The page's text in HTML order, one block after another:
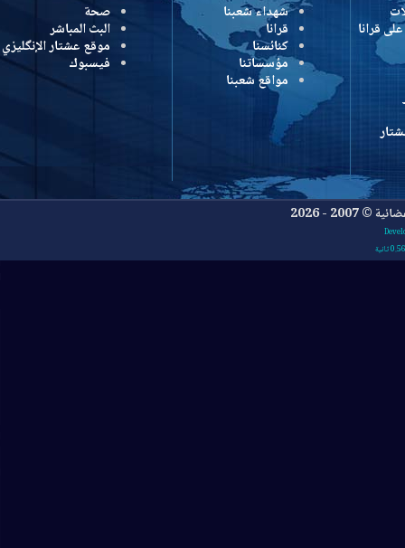
شهداء شعبنا
قرانا
كنائسنا
مؤسساتنا
مواقع شعبنا
صحة
البث المباشر
موقع عشتار الإنگليزي
فيسبوك
2026